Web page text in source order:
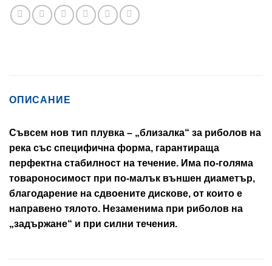
ОПИСАНИЕ
Съвсем нов тип плувка – „близалка“ за риболов на
река със специфична форма, гарантираща
перфектна стабилност на течение. Има по-голяма
товароносимост при по-малък външен диаметър,
благодарение на сдвоените дискове, от които е
направено тялото. Незаменима при риболов на
„задържане“ и при силни течения.